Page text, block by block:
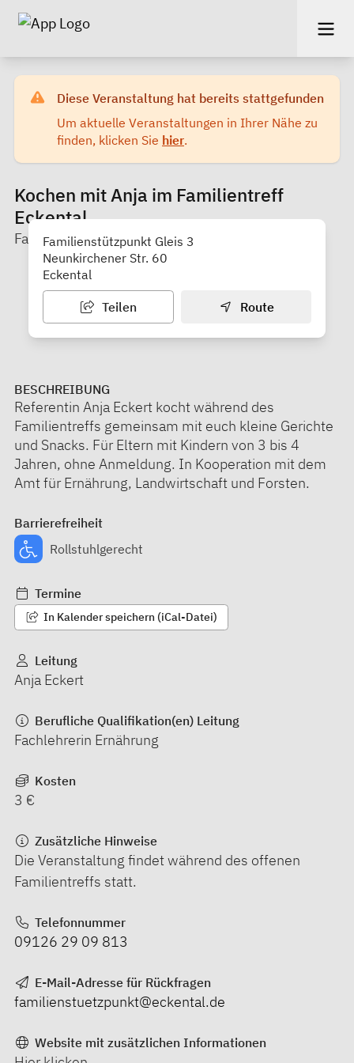
Diese Veranstaltung hat bereits stattgefunden
Um aktuelle Veranstaltungen in Ihrer Nähe zu
finden, klicken Sie hier.
Kochen mit Anja im Familientreff
Eckental
Familienstützpunkt Gleis 3
Familienstützpunkt Gleis 3
Neunkirchener Str. 60
Eckental
Teilen Route
BESCHREIBUNG
Referentin Anja Eckert kocht während des
Familientreffs gemeinsam mit euch kleine Gerichte
und Snacks. Für Eltern mit Kindern von 3 bis 4
Jahren, ohne Anmeldung. In Kooperation mit dem
Amt für Ernährung, Landwirtschaft und Forsten.
Barrierefreiheit
Rollstuhlgerecht
Termine
In Kalender speichern (iCal-Datei)
Leitung
Anja Eckert
Berufliche Qualifikation(en) Leitung
Fachlehrerin Ernährung
Kosten
3 €
Zusätzliche Hinweise
Die Veranstaltung findet während des offenen
Familientreffs statt.
Telefonnummer
09126 29 09 813
E-Mail-Adresse für Rückfragen
familienstuetzpunkt@eckental.de
Website mit zusätzlichen Informationen